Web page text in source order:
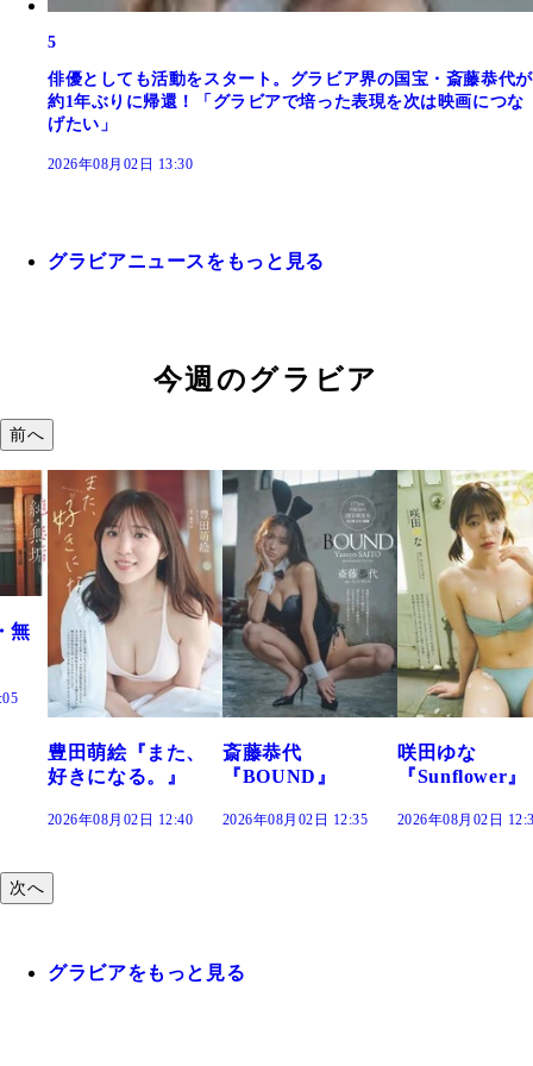
5
俳優としても活動をスタート。グラビア界の国宝・斎藤恭代が
約1年ぶりに帰還！「グラビアで培った表現を次は映画につな
げたい」
2026年08月02日 13:30
グラビアニュースをもっと見る
今週のグラビア
前へ
豊田萌絵『また、
好きになる。』
2026年08月02日 12:40
斎藤恭代
『BOUND』
2026年08月02日 12:35
咲田ゆな
『Sunflower』
2026年08月02日
無
次へ
グラビアをもっと見る